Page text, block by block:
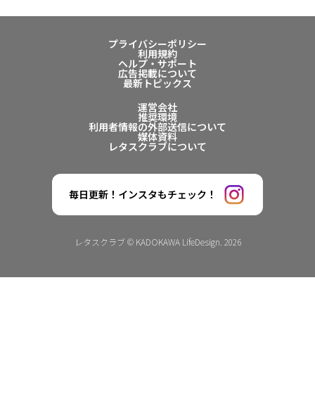
プライバシーポリシー
利用規約
ヘルプ・サポート
広告掲載について
最新トピックス
運営会社
推奨環境
利用者情報の外部送信について
媒体資料
レタスクラブについて
毎日更新！インスタもチェック！
レタスクラブ © KADOKAWA LifeDesign. 2026